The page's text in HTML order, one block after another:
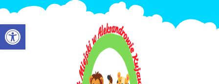
Otwórz pasek narzędzi